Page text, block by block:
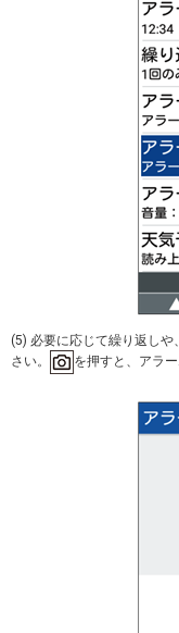
(5) 必要に応じて繰り返し
さい。
を押すと、アラ